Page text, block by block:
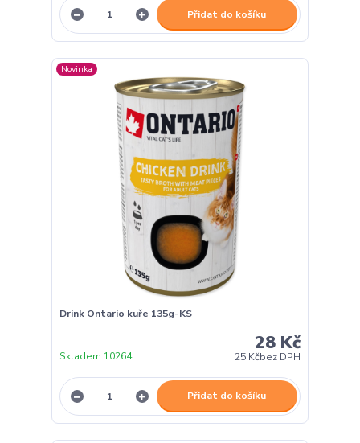
Přidat do košíku
Novinka
Drink Ontario kuře 135g-KS
28 Kč
25 Kčbez DPH
Skladem 10264
Přidat do košíku